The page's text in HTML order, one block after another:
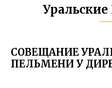
СОВЕЩАНИЕ
ПЕЛЬМЕНИ У